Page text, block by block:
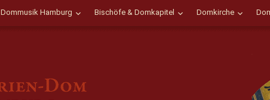
Dommusik Hamburg Bischöfe & Domkapitel Domkirche